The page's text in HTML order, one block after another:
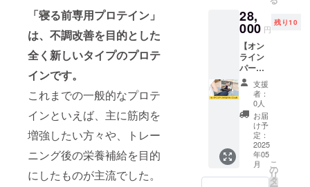
「寝る前専用プロテイン」
は、不調改善を目的とした
全く新しいタイプのプロテ
インです。
これまでの一般的なプロテ
インといえば、主に筋肉を
増強したい方々や、トレー
ニング後の栄養補給を目的
にしたものが主流でした。
す。 1
週間に2
回60分
のエク
ササイ
ズを実
施しま
す。 初
回にカ
ウンセ
リング
が付い
ていま
す。 食
事指導
のアド
28,
000 円
残り10
【オン
ライン
パーソ
ナルピ
ラティ
ス1ヵ
月】
ANCHO
Rのオン
ライン
パーソ
ナルピ
ラティ
支援
者：
0人
お届
け予
定：
2025
年05
月
こ
の
リ
タ